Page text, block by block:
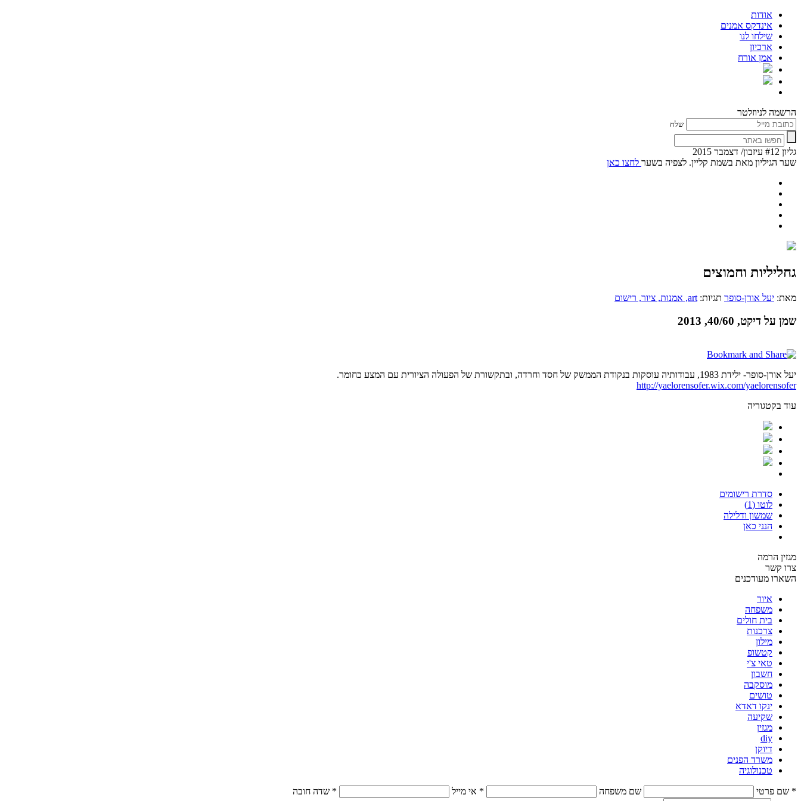
אודות
אינדקס אמנים
שילחו לנו
ארכיון
אמן אורח
הרשמה לניוזלטר
שלח
גליון #12 עיזבון/ דצמבר 2015
שער הגיליון מאת בשמת קליין. לצפיה בשער לחצו כאן
גחליליות וחמוצים
מאת: יעל אורן-סופר תגיות: art, אמנות, ציור, רישום
שמן על דיקט, 40/60, 2013
יעל אורן-סופר- ילידת 1983, עבודותיה עוסקות בנקודת הממשק של חסד וחרדה, ובתקשורת של הפעולה הציורית עם המצע כחומר.
http://yaelorensofer.wix.com/yaelorensofer
עוד בקטגוריה
סדרת רישומים
לוטו (1)
שמשון ודלילה
הנני כאן
מגזין הרמה
צרו קשר
השארו מעודכנים
איור
משפחה
בית חולים
צרכנות
מילון
קטשופ
טאי צ'י
חשבון
מוסקבה
טושים
ינקו דאדא
שקיעה
מגזין
diy
דיוקן
משרד הפנים
טכנולוגיה
* שם פרטי שם משפחה * אי מייל * שדה חובה